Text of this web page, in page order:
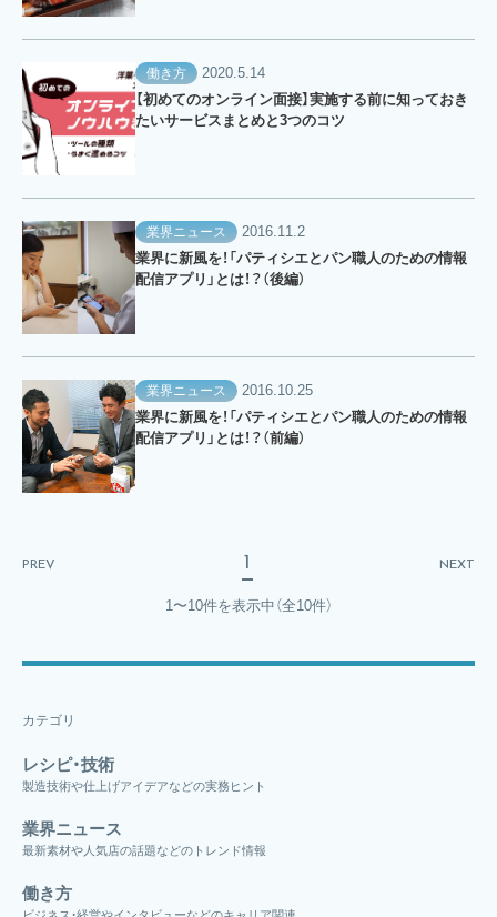
働き方
2020.5.14
【初めてのオンライン面接】実施する前に知っておき
たいサービスまとめと3つのコツ
業界ニュース
2016.11.2
業界に新風を！「パティシエとパン職人のための情報
配信アプリ」とは！？（後編）
業界ニュース
2016.10.25
業界に新風を！「パティシエとパン職人のための情報
配信アプリ」とは！？（前編）
PREV 1 NEXT
1〜10件を表示中 （全10件）
カテゴリ
レシピ・技術
製造技術や仕上げアイデアなどの実務ヒント
業界ニュース
最新素材や人気店の話題などのトレンド情報
働き方